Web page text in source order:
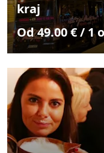
kraj
Od 49.00 € / 1